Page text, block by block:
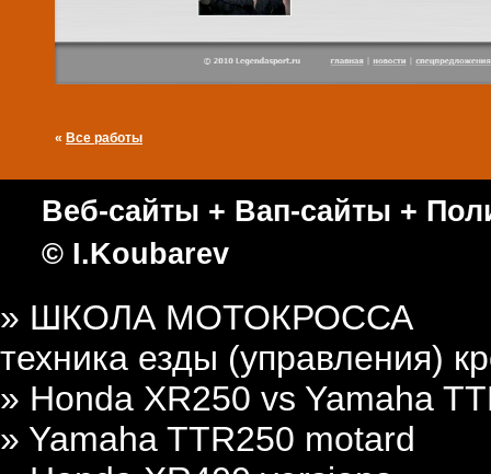
« Все работы
Веб-сайты + Вап-сайты +
© I.Koubarev
» ШКОЛА МОТОКРОССА
техника езды (управления)
» Honda XR250 vs Yamaha
» Yamaha TTR250 motard